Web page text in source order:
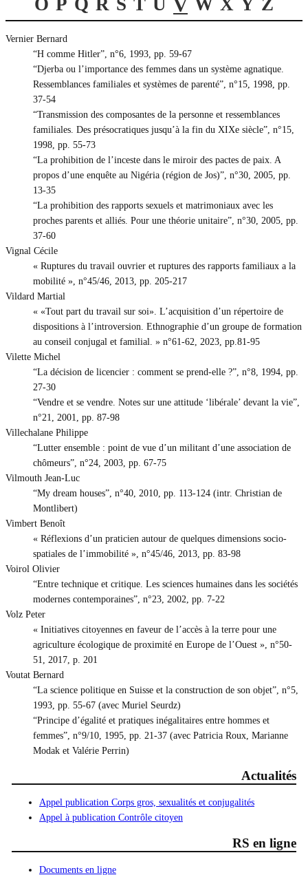
V
Vernier Bernard
“H comme Hitler”, n°6, 1993, pp. 59-67
“Djerba ou l’importance des femmes dans un système agnatique.
Ressemblances familiales et systèmes de parenté”, n°15, 1998, pp.
37-54
“Transmission des composantes de la personne et ressemblances
familiales. Des présocratiques jusqu’à la fin du XIXe siècle”, n°15,
1998, pp. 55-73
“La prohibition de l’inceste dans le miroir des pactes de paix. A
propos d’une enquête au Nigéria (région de Jos)”, n°30, 2005, pp.
13-35
“La prohibition des rapports sexuels et matrimoniaux avec les
proches parents et alliés. Pour une théorie unitaire”, n°30, 2005, pp.
37-60
Vignal Cécile
« Ruptures du travail ouvrier et ruptures des rapports familiaux a la
mobilité », n°45/46, 2013, pp. 205-217
Vildard Martial
« «Tout part du travail sur soi». L’acquisition d’un répertoire de
dispositions à l’introversion. Ethnographie d’un groupe de formation
au conseil conjugal et familial. » n°61-62, 2023, pp.81-95
Vilette Michel
“La décision de licencier : comment se prend-elle ?”, n°8, 1994, pp.
27-30
“Vendre et se vendre. Notes sur une attitude ‘libérale’ devant la vie”,
n°21, 2001, pp. 87-98
Villechalane Philippe
“Lutter ensemble : point de vue d’un militant d’une association de
chômeurs”, n°24, 2003, pp. 67-75
Vilmouth Jean-Luc
“My dream houses”, n°40, 2010, pp. 113-124 (intr. Christian de
Montlibert)
Vimbert Benoît
« Réflexions d’un praticien autour de quelques dimensions socio-
spatiales de l’immobilité », n°45/46, 2013, pp. 83-98
Voirol Olivier
“Entre technique et critique. Les sciences humaines dans les sociétés
modernes contemporaines”, n°23, 2002, pp. 7-22
Volz Peter
« Initiatives citoyennes en faveur de l’accès à la terre pour une
agriculture écologique de proximité en Europe de l’Ouest », n°50-
51, 2017, p. 201
Voutat Bernard
“La science politique en Suisse et la construction de son objet”, n°5,
1993, pp. 55-67 (avec Muriel Seurdz)
“Principe d’égalité et pratiques inégalitaires entre hommes et
femmes”, n°9/10, 1995, pp. 21-37 (avec Patricia Roux, Marianne
Modak et Valérie Perrin)
Actualités
Appel publication Corps gros, sexualités et conjugalités
Appel à publication Contrôle citoyen
RS en ligne
Documents en ligne